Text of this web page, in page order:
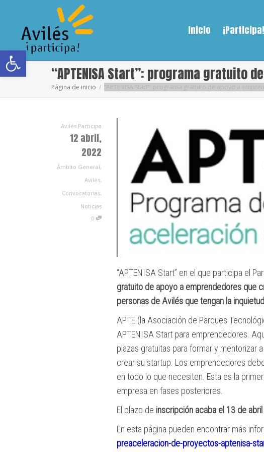
Abrir barra de herramientas
Inicio ¡Participa!
“APTENISA Start”: programa gratuito
Página de inicio “APTENISA Start”: programa gratuito de apoyo a
Avilés Participa
12 abril,
2022
Ámbito General,
Avilés,
Convocatorias,
Noticias
0
“APTENISA Start” en el que participa el
gratuito de apoyo a emprendedores que
personas de Avilés que tengan la
APTE (la Asociación de Parques
APTENISA Start para emprendedores.
plazas gratuitas para formar y mentorizar
crear su startup. Los emprendedores
en todo lo que necesiten. Esta es la
empresa en fases posteriores.
El plazo de inscripción acaba el 13 de
En esta página pueden encontrar más
preaceleracion-de-proyectos-aptenisa-